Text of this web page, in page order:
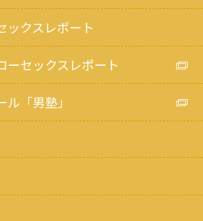
ックスレポート
ーセックスレポート
「男塾」